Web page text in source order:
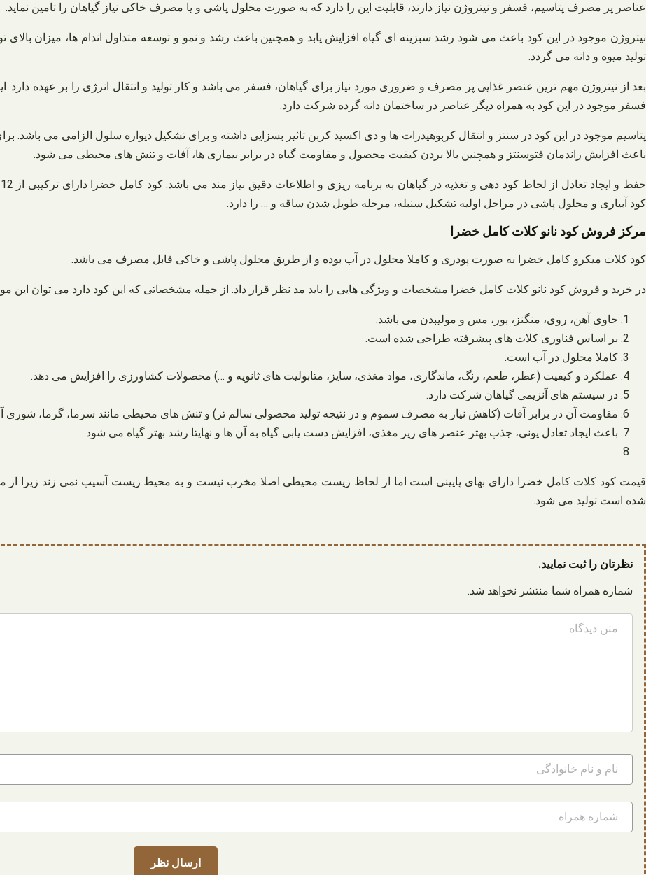
عناصر پر مصرف پتاسیم، فسفر و نیتروژن نیاز دارند، قابلیت این را دارد که به صورت محلول پاشی و یا مصرف خاکی نیاز گیاهان را تامین نماید.
نیتروژن موجود در این کود باعث می شود رشد سبزینه ای گیاه افزایش یابد و همچنین باعث رشد و نمو و توسعه متداول اندام ها، میزان بالای
تولید میوه و دانه می گردد.
بعد از نیتروژن مهم ترین عنصر غذایی پر مصرف و ضروری مورد نیاز برای گیاهان، فسفر می باشد و کار تولید و انتقال انرژی را بر عهده
فسفر موجود در این کود به همراه دیگر عناصر در ساختمان دانه گرده شرکت دارد.
پتاسیم موجود در این کود در سنتز و انتقال کربوهیدرات ها و دی اکسید کربن تاثیر بسزایی داشته و برای تشکیل دیواره سلول الزامی می
باعث افزایش راندمان فتوسنتز و همچنین بالا بردن کیفیت محصول و مقاومت گیاه در برابر بیماری ها، آفات و تنش های محیطی می شود.
کود آبیاری و محلول پاشی در مراحل اولیه تشکیل سنبله، مرحله طویل شدن ساقه و … را دارد.
مرکز فروش کود نانو کلات کامل خضرا
کود کلات میکرو کامل خضرا به صورت پودری و کاملا محلول در آب بوده و از طریق محلول پاشی و خاکی قابل مصرف می باشد.
در خرید و فروش کود نانو کلات کامل خضرا مشخصات و ویژگی هایی را باید مد نظر قرار داد. از جمله مشخصاتی که این کود دارد می توان این
حاوی آهن، روی، منگنز، بور، مس و مولیبدن می باشد.
بر اساس فناوری کلات های پیشرفته طراحی شده است.
کاملا محلول در آب است.
عملکرد و کیفیت (عطر، طعم، رنگ، ماندگاری، مواد مغذی، سایز، متابولیت های ثانویه و …) محصولات کشاورزی را افزایش می دهد.
در سیستم های آنزیمی گیاهان شرکت دارد.
مقاومت آن در برابر آفات (کاهش نیاز به مصرف سموم و در نتیجه تولید محصولی سالم تر) و تنش های محیطی مانند سرما، گرما، شوری
باعث ایجاد تعادل یونی، جذب بهتر عنصر های ریز مغذی، افزایش دست یابی گیاه به آن ها و نهایتا رشد بهتر گیاه می شود.
…
قیمت کود کلات کامل خضرا دارای بهای پایینی است اما از لحاظ زیست محیطی اصلا مخرب نیست و به محیط زیست آسیب نمی زند زیرا از
شده است تولید می شود.
نظرتان را ثبت نمایید.
شماره همراه شما منتشر نخواهد شد.